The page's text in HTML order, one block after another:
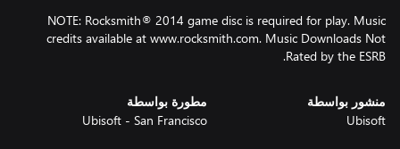
NOTE: Rocksmith® 2014 game disc is required for play. Music
credits available at www.rocksmith.com. Music Downloads Not
Rated by the ESRB.
منشور بواسطة
Ubisoft
مطورة بواسطة
Ubisoft - San Francisco